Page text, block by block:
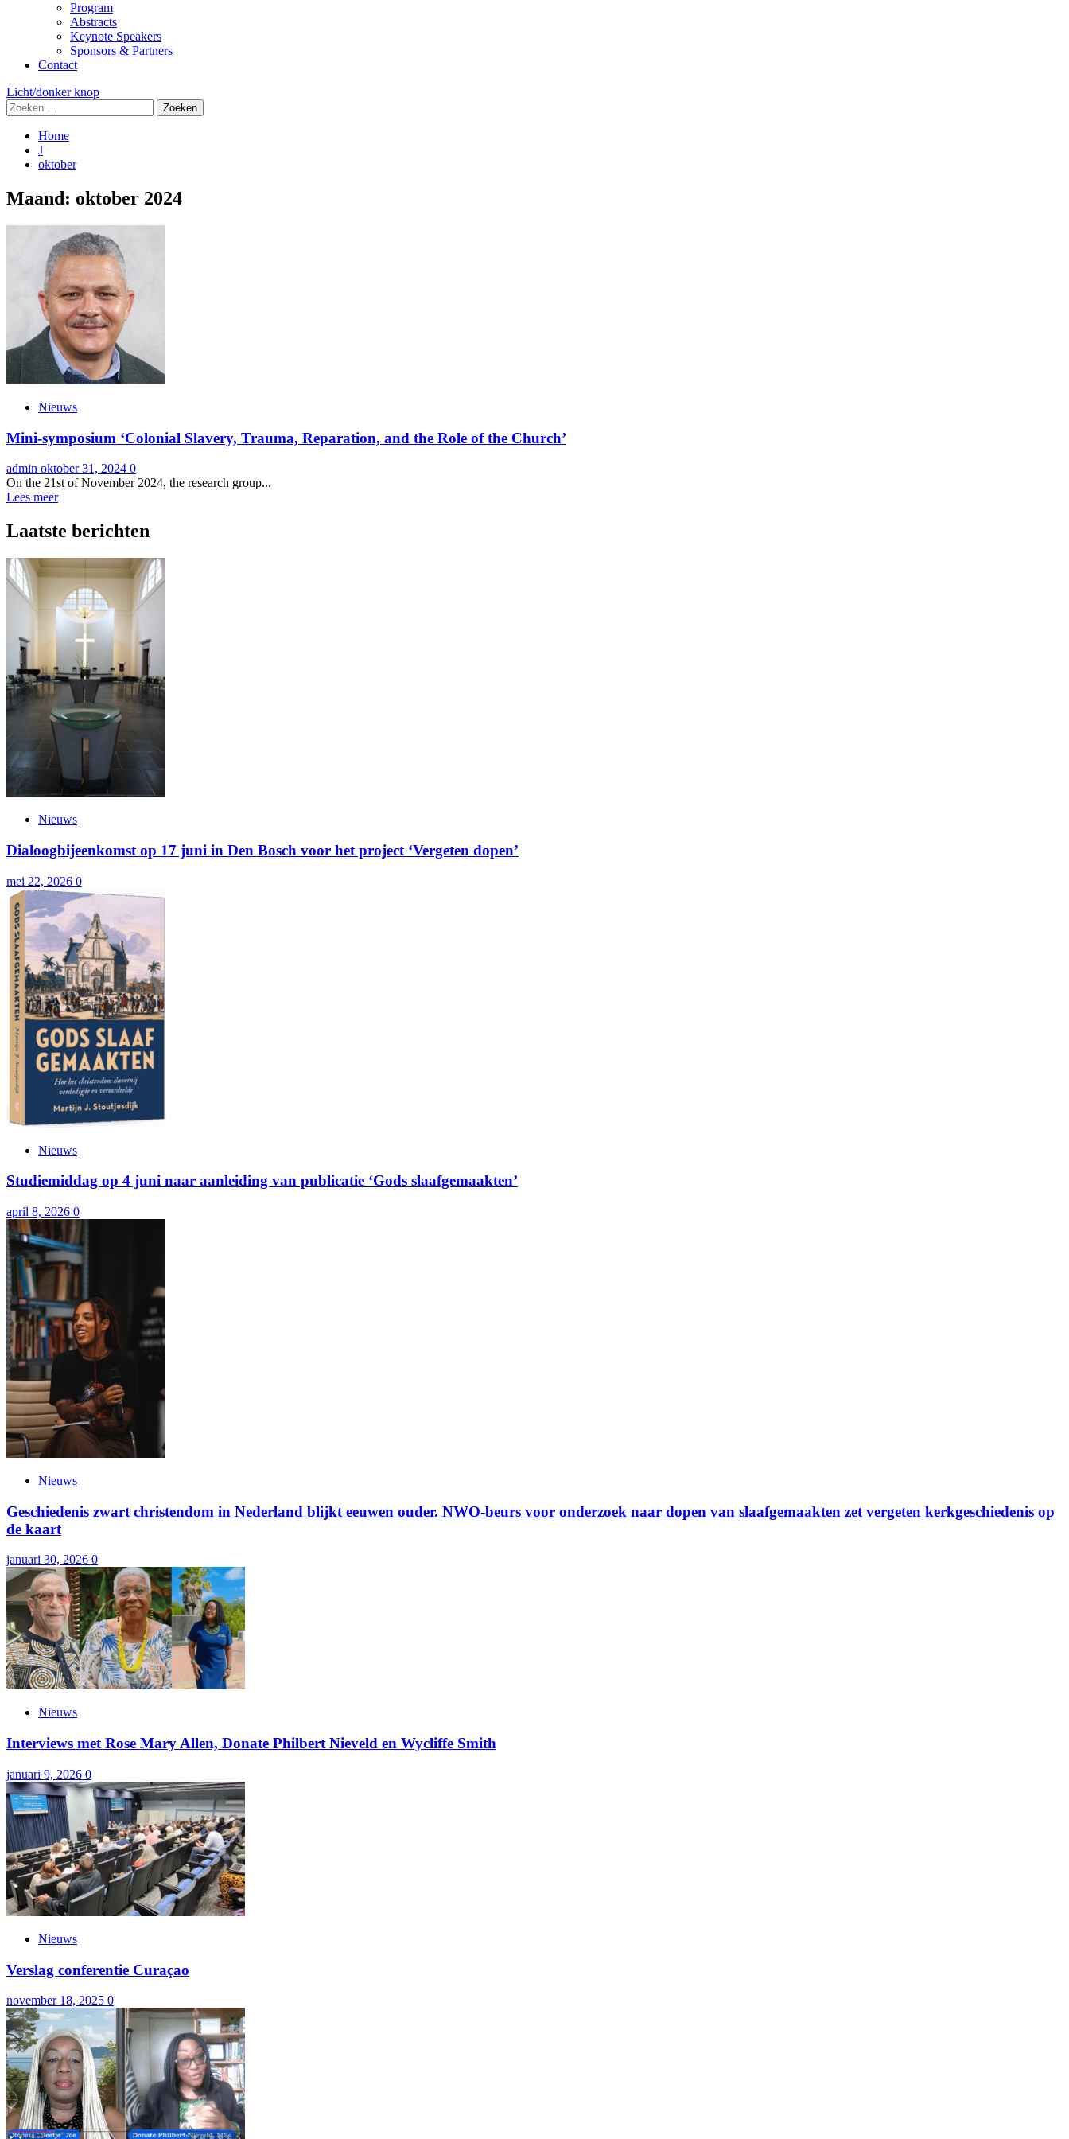
Program
Abstracts
Keynote Speakers
Sponsors & Partners
Contact
Licht/donker knop
Zoeken
naar:
Home
J
oktober
Maand: oktober 2024
Nieuws
Mini-symposium ‘Colonial Slavery, Trauma, Reparation, and the Role of the Church’
admin oktober 31, 2024 0
On the 21st of November 2024, the research group...
Lees meer
Laatste berichten
Nieuws
Dialoogbijeenkomst op 17 juni in Den Bosch voor het project ‘Vergeten dopen’
mei 22, 2026 0
Nieuws
Studiemiddag op 4 juni naar aanleiding van publicatie ‘Gods slaafgemaakten’
april 8, 2026 0
Nieuws
Geschiedenis zwart christendom in Nederland blijkt eeuwen ouder. NWO-beurs voor onderzoek naar dopen van slaafgemaakten zet vergeten kerkgeschiedenis op
de kaart
januari 30, 2026 0
Nieuws
Interviews met Rose Mary Allen, Donate Philbert Nieveld en Wycliffe Smith
januari 9, 2026 0
Nieuws
Verslag conferentie Curaçao
november 18, 2025 0